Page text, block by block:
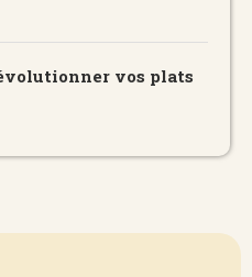
vos plats